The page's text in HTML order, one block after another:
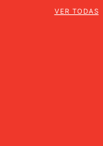
VER TODAS